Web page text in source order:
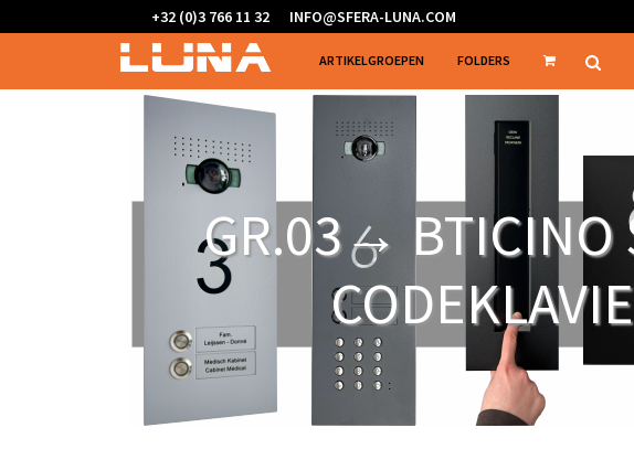
+32 (0)3 766 11 32 INFO@SFERA-LUNA.COM
ARTIKELGROEPEN FOLDERS
GR.03→ BTICINO